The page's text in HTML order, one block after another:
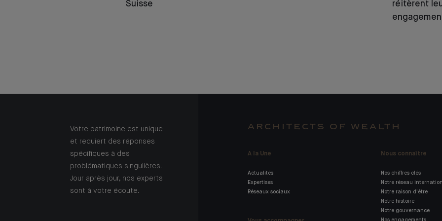
Suisse
réitèrent
Votre patrimoine est unique
et requiert des réponses
spécifiques à des
problématiques singulières.
Jour après jour, nos experts
sont à votre écoute.
ARCHITECTS OF WEALTH
A la Une
Actualités
Expertises
Réseaux sociaux
Nous connaître
Nos chiffres clés
Notre réseau
Notre raison d'être
Notre histoire
Notre gouvernance
Nos engagements